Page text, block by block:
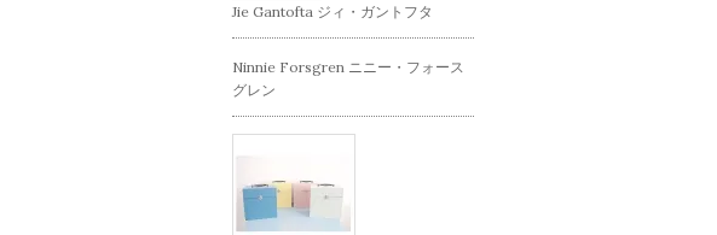
Jie Gantofta ジィ・ガントフタ
Ninnie Forsgren ニニー・フォース
グレン